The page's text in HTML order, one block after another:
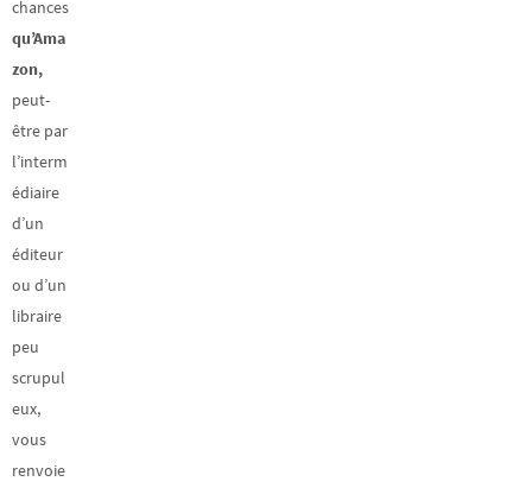
chances
qu’Ama
zon,
peut-
être par
l’interm
édiaire
d’un
éditeur
ou d’un
libraire
peu
scrupul
eux,
vous
renvoie